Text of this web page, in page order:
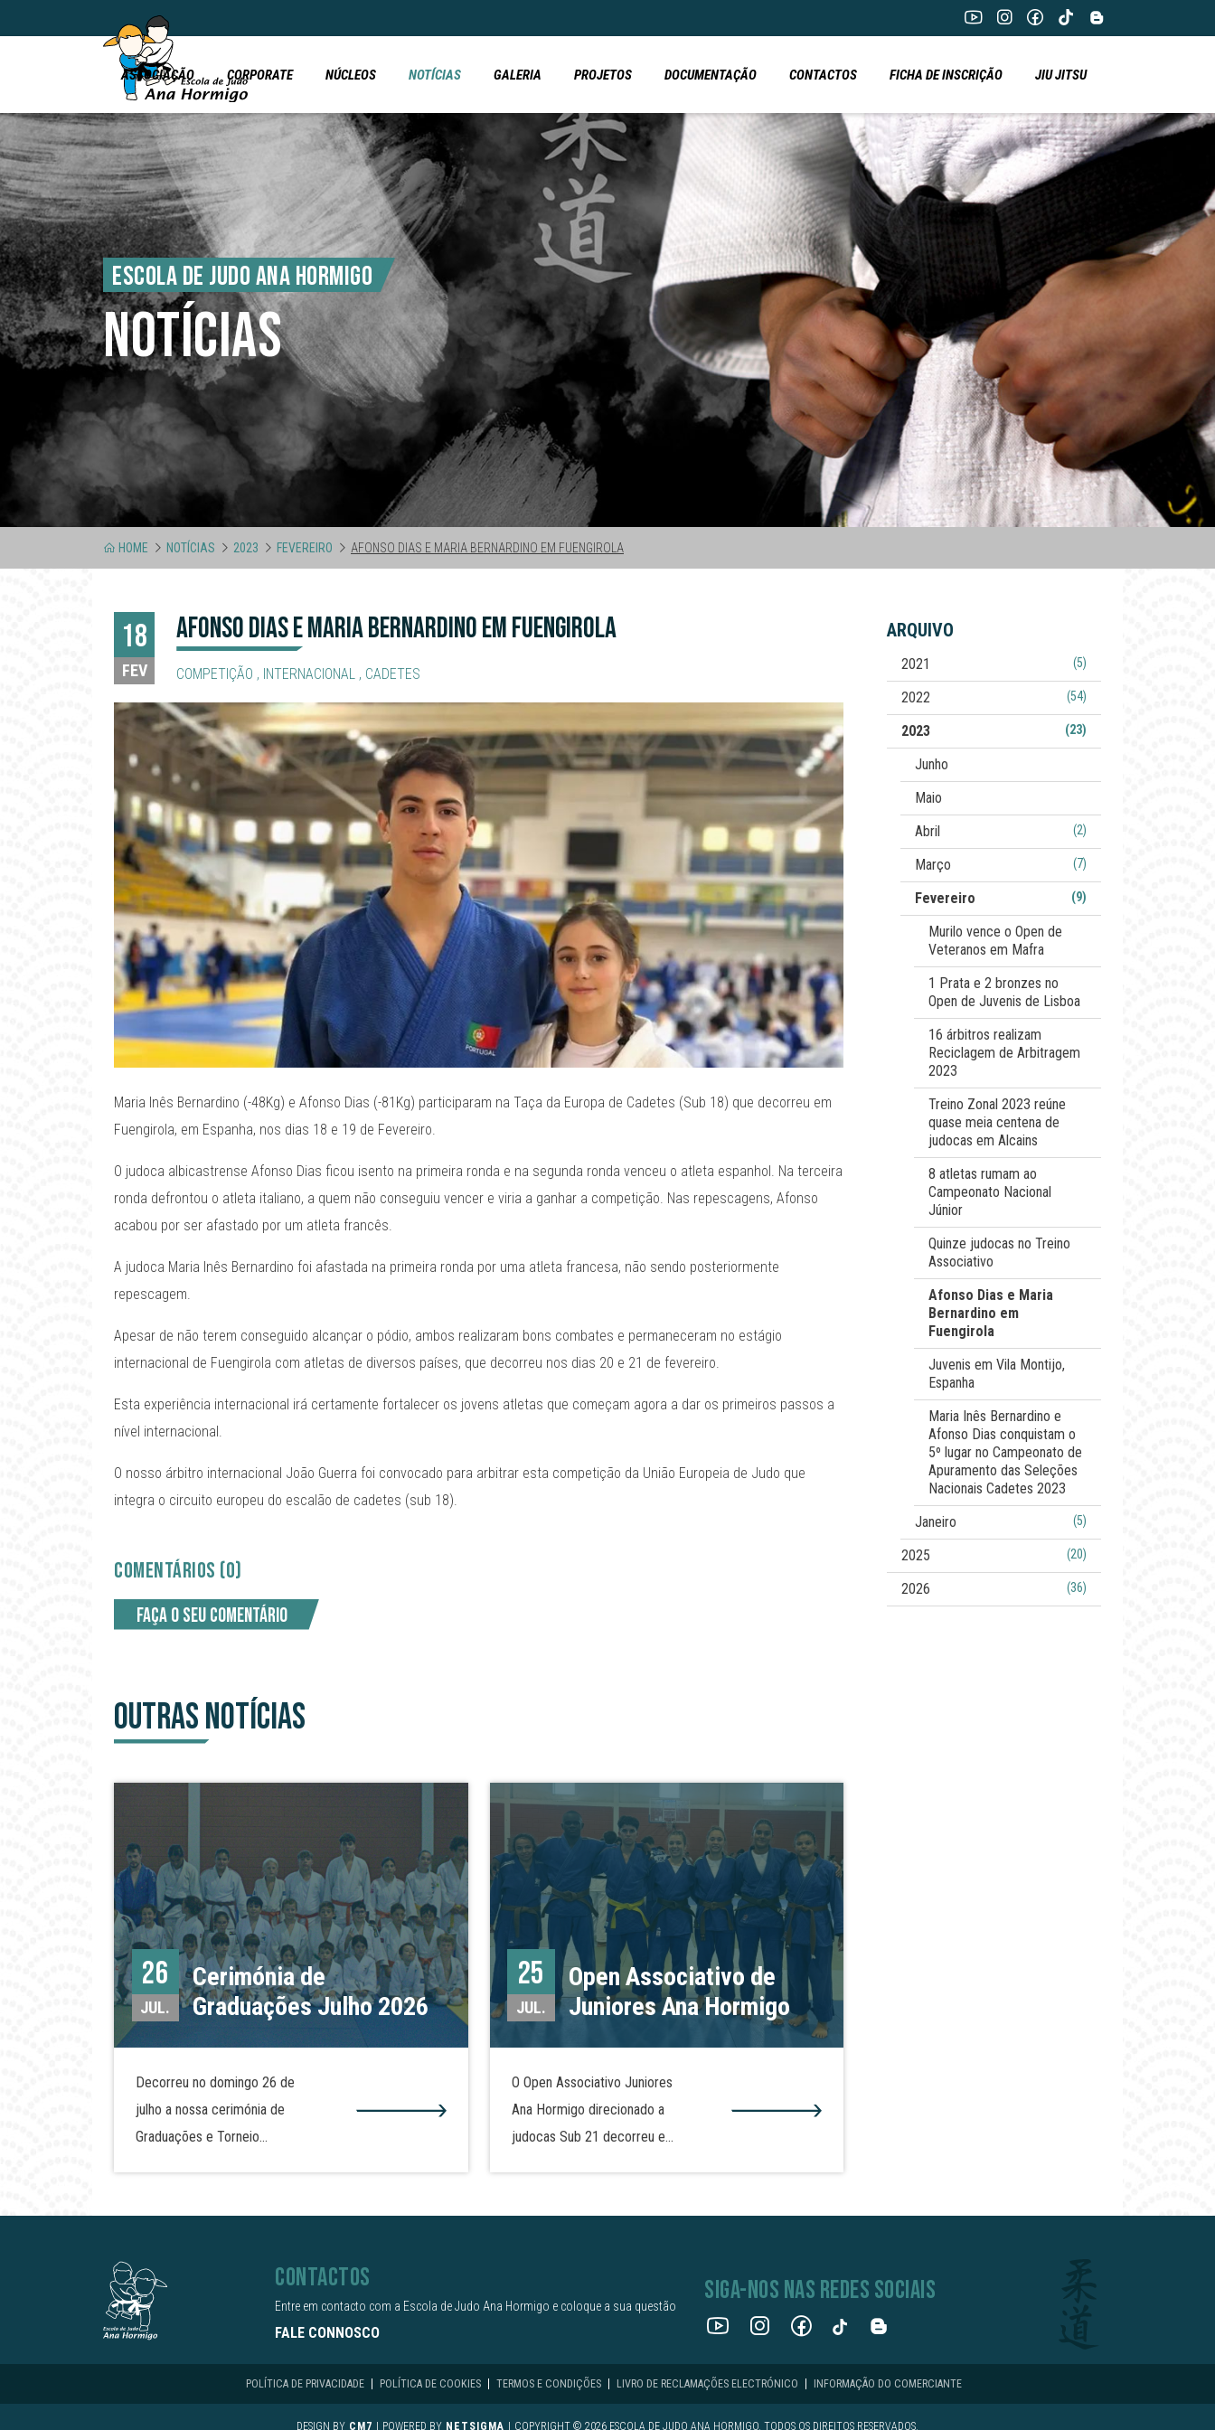
ASSOCIAÇÃO CORPORATE NÚCLEOS NOTÍCIAS GALERIA PROJETOS DOCUMENTAÇÃO CONTACTOS FICHA DE INSCRIÇÃO JIU JITSU
ESCOLA DE JUDO ANA HORMIGO
NOTÍCIAS
HOME NOTÍCIAS 2023 FEVEREIRO AFONSO DIAS E MARIA BERNARDINO EM FUENGIROLA
18
FEV
AFONSO DIAS E MARIA BERNARDINO EM FUENGIROLA
COMPETIÇÃO , INTERNACIONAL , CADETES
Maria Inês Bernardino (-48Kg) e Afonso Dias (-81Kg) participaram na Taça da Europa de Cadetes (Sub 18) que decorreu em
Fuengirola, em Espanha, nos dias 18 e 19 de Fevereiro.
O judoca albicastrense Afonso Dias ficou isento na primeira ronda e na segunda ronda venceu o atleta espanhol. Na terceira
ronda defrontou o atleta italiano, a quem não conseguiu vencer e viria a ganhar a competição. Nas repescagens, Afonso
acabou por ser afastado por um atleta francês.
A judoca Maria Inês Bernardino foi afastada na primeira ronda por uma atleta francesa, não sendo posteriormente
repescagem.
Apesar de não terem conseguido alcançar o pódio, ambos realizaram bons combates e permaneceram no estágio
internacional de Fuengirola com atletas de diversos países, que decorreu nos dias 20 e 21 de fevereiro.
Esta experiência internacional irá certamente fortalecer os jovens atletas que começam agora a dar os primeiros passos a
nível internacional.
O nosso árbitro internacional João Guerra foi convocado para arbitrar esta competição da União Europeia de Judo que
integra o circuito europeu do escalão de cadetes (sub 18).
COMENTÁRIOS (0)
Faça o seu comentário
OUTRAS NOTÍCIAS
26
JUL.
Cerimónia de
Graduações Julho 2026
Decorreu no domingo 26 de
julho a nossa cerimónia de
Graduações e Torneio
no pavilhão gimnodesportivo
José Sanches e São Vicente
da Beira. Alguns dos nossos
judocas realizaram assim
demonstraram as técnicas de
judo tanto no solo como em
25
JUL.
Open Associativo de
Juniores Ana Hormigo
O Open Associativo Juniores
Ana Hormigo direcionado a
judocas Sub 21 decorreu em
Agrupamento de Escola José
Associação Escola de Judo
na categoria de -48 kg,
enquanto Beatriz Barata
ARQUIVO
2021 (5)
2022 (54)
2023 (23)
Junho
Maio
Abril
(2)
Março (7)
Fevereiro (9)
Murilo vence o Open de
Veteranos em Mafra
1 Prata e 2 bronzes no
Open de Juvenis de Lisboa
16 árbitros realizam
Reciclagem de Arbitragem
2023
Treino Zonal 2023 reúne
quase meia centena de
judocas em Alcains
8 atletas rumam ao
Campeonato Nacional
Júnior
Quinze judocas no Treino
Associativo
Afonso Dias e Maria
Bernardino em
Fuengirola
Juvenis em Vila Montijo,
Espanha
Maria Inês Bernardino e
Afonso Dias conquistam o
5º lugar no Campeonato de
Apuramento das Seleções
Nacionais Cadetes 2023
Janeiro
(5)
2025 (20)
2026 (36)
CONTACTOS
Entre em contacto com a Escola de Judo Ana Hormigo e coloque a sua questão
FALE CONNOSCO
SIGA-NOS NAS REDES SOCIAIS
POLÍTICA DE PRIVACIDADE POLÍTICA DE COOKIES TERMOS E CONDIÇÕES LIVRO DE RECLAMAÇÕES ELECTRÓNICO INFORMAÇÃO DO COMERCIANTE
DESIGN BY CM7 POWERED BY NETSIGMA COPYRIGHT © 2026 ESCOLA DE JUDO ANA HORMIGO. TODOS OS DIREITOS RESERVADOS.